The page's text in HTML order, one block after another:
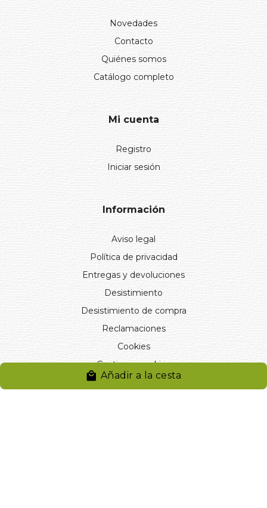
Añadir a la cesta
Novedades
Contacto
Quiénes somos
Catálogo completo
Mi cuenta
Registro
Iniciar sesión
Información
Aviso legal
Política de privacidad
Entregas y devoluciones
Desistimiento
Desistimiento de compra
Reclamaciones
Cookies
Gestionar cookies